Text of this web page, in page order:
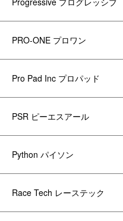
PRO-ONE プロワン
Pro Pad Inc プロパッド
PSR ピーエスアール
Python パイソン
Race Tech レーステック